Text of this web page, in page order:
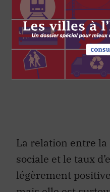
le caractère plus
l’aide sociale) et
les principaux pays
La relation entre la
sociale et le taux
légèrement